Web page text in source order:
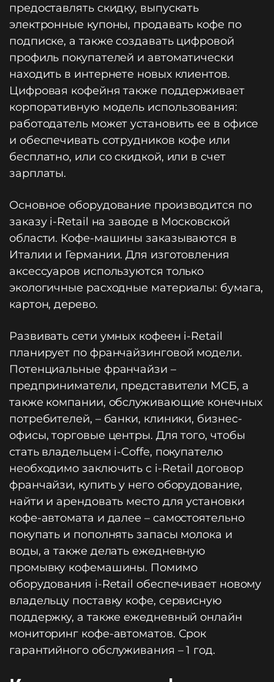
предоставлять скидку, выпускать
электронные купоны, продавать кофе по
подписке, а также создавать цифровой
профиль покупателей и автоматически
находить в интернете новых клиентов.
Цифровая кофейня также поддерживает
корпоративную модель использования:
работодатель может установить ее в офисе
и обеспечивать сотрудников кофе или
бесплатно, или со скидкой, или в счет
зарплаты.
Основное оборудование производится по
заказу i-Retail на заводе в Московской
области. Кофе-машины заказываются в
Италии и Германии. Для изготовления
аксессуаров используются только
экологичные расходные материалы: бумага,
картон, дерево.
Развивать сети умных кофеен i-Retail
планирует по франчайзинговой модели.
Потенциальные франчайзи –
предприниматели, представители МСБ, а
также компании, обслуживающие конечных
потребителей, – банки, клиники, бизнес-
офисы, торговые центры. Для того, чтобы
стать владельцем i-Coffe, покупателю
необходимо заключить с i-Retail договор
франчайзи, купить у него оборудование,
найти и арендовать место для установки
кофе-автомата и далее – самостоятельно
покупать и пополнять запасы молока и
воды, а также делать ежедневную
промывку кофемашины. Помимо
оборудования i-Retail обеспечивает новому
владельцу поставку кофе, сервисную
поддержку, а также ежедневный онлайн
мониторинг кофе-автоматов. Срок
гарантийного обслуживания – 1 год.